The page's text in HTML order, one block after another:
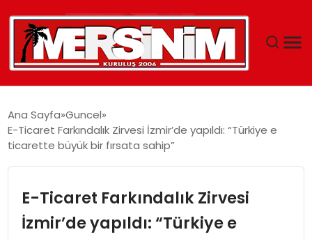
YAŞAM
SAĞLIK
Ana Sayfa Guncel
E-Ticaret Farkındalık Zirvesi İzmir’de yapıldı: “Türkiye e
ticarette büyük bir fırsata sahip”
E-Ticaret Farkındalık Zirvesi
İzmir’de yapıldı: “Türkiye e